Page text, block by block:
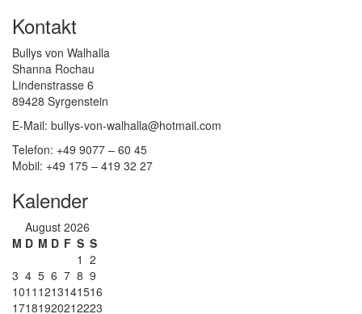
Kontakt
Bullys von Walhalla
Shanna Rochau
Lindenstrasse 6
89428 Syrgenstein
E-Mail: bullys-von-walhalla@hotmail.com
Telefon: +49 9077 – 60 45
Mobil: +49 175 – 419 32 27
Kalender
August 2026
M D M D F S S
1 2
3 4 5 6 7 8 9
1011 1213141516
17181920212223